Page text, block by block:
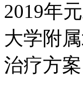
2019年
大学附
治疗方